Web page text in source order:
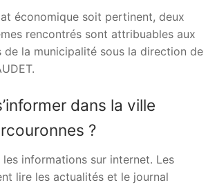
économique soit pertinent, deux
rencontrés sont attribuables aux
de la municipalité sous la direction de
dans la ville
?
les informations sur internet. Les
lire les actualités et le journal